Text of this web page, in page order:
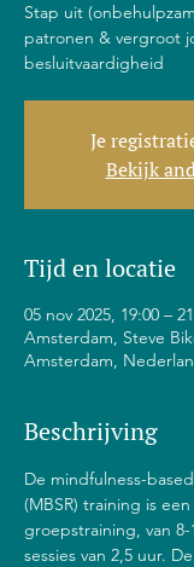
Stap uit
patronen & vergroot
besluitvaardigheid
Je
Bekijk
Tijd en locatie
05 nov 2025, 19:00 –
Amsterdam, Steve
Amsterdam,
Beschrijving
De mindfulness-
(MBSR) training is
groepstraining, van
sessies van 2,5 uur.